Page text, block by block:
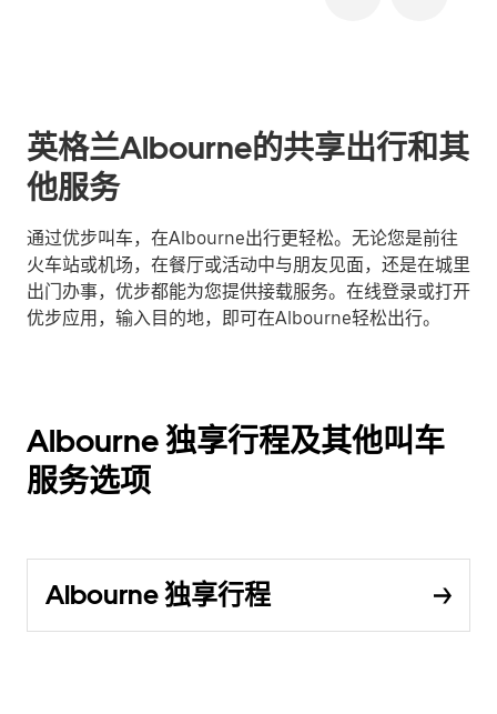
英格兰Albourne的共享出行和其
他服务
通过优步叫车，在Albourne出行更轻松。无论您是前往
火车站或机场，在餐厅或活动中与朋友见面，还是在城里
出门办事，优步都能为您提供接载服务。在线登录或打开
优步应用，输入目的地，即可在Albourne轻松出行。
Albourne 独享行程及其他叫车
服务选项
Albourne 独享行程